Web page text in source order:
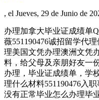
, el Jueves, 29 de Junio de
办理加拿大毕业证成绩单
薇551190476诚招留学代
理美国文凭办理澳洲文凭
料，给父母及亲朋好友一
办理，毕业证成绩单，学
理什么材料551190476入
没有正常毕业怎么办理毕